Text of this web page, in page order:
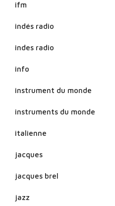
ifm
indés radio
indes radio
info
instrument du monde
instruments du monde
italienne
jacques
jacques brel
jazz